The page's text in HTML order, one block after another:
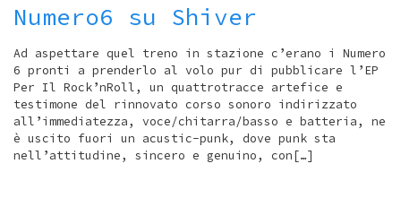
Numero6 su Shiver
Ad aspettare quel treno in stazione c’erano i Numero
6 pronti a prenderlo al volo pur di pubblicare l’EP
Per Il Rock’nRoll, un quattrotracce artefice e
testimone del rinnovato corso sonoro indirizzato
all’immediatezza, voce/chitarra/basso e batteria, ne
è uscito fuori un acustic-punk, dove punk sta
nell’attitudine, sincero e genuino, con[…]